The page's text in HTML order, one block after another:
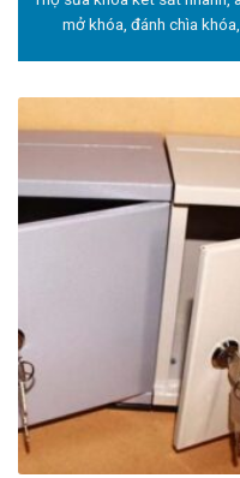
mở khóa, đánh chìa